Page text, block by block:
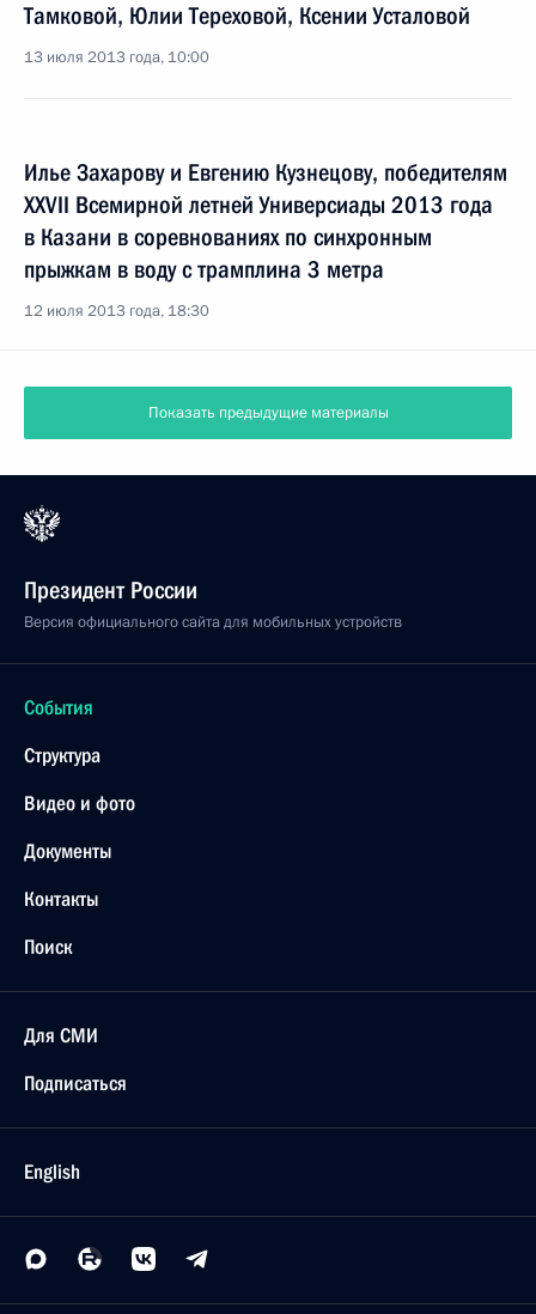
Тамковой, Юлии Тереховой, Ксении Усталовой
13 июля 2013 года, 10:00
Илье Захарову и Евгению Кузнецову, победителям
XXVII Всемирной летней Универсиады 2013 года
в Казани в соревнованиях по синхронным
прыжкам в воду с трамплина 3 метра
12 июля 2013 года, 18:30
Показать предыдущие материалы
Президент России
Версия официального сайта для мобильных устройств
События
Структура
Видео и фото
Документы
Контакты
Поиск
Для СМИ
Подписаться
English